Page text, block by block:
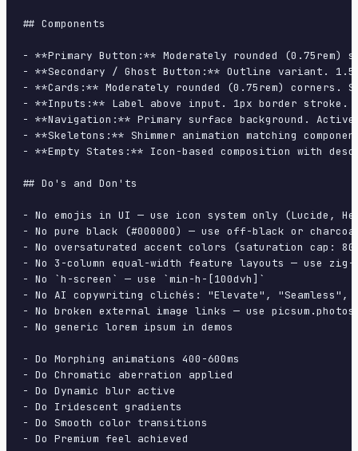
## Components
- **Primary Button:** Moderately rounded
- **Secondary / Ghost Button:** Outline variant.
- **Cards:** Moderately rounded (0.75rem) corners.
- **Inputs:** Label above input. 1px border
- **Navigation:** Primary surface background.
- **Skeletons:** Shimmer animation matching
- **Empty States:** Icon-based composition with
## Do's and Don'ts
- No emojis in UI — use icon system only (Lucide,
- No pure black (#000000) — use off-black or
- No oversaturated accent colors (saturation cap:
- No 3-column equal-width feature layouts — use zig-
- No `h-screen` — use `min-h-[100dvh]`
- No AI copywriting clichés: "Elevate", "Seamless",
- No broken external image links — use
- No generic lorem ipsum in demos
- Do Morphing animations 400-600ms
- Do Chromatic aberration applied
- Do Dynamic blur active
- Do Iridescent gradients
- Do Smooth color transitions
- Do Premium feel achieved